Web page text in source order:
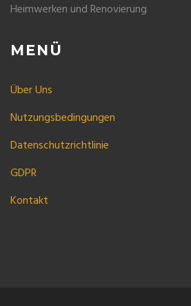
Heimwerken und Renovierung
MENÜ
Über Uns
Nutzungsbedingungen
Datenschutzrichtlinie
GDPR
Kontakt